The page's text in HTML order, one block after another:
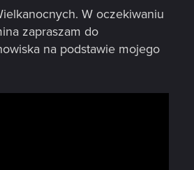
W oczekiwaniu
zapraszam do
na podstawie mojego